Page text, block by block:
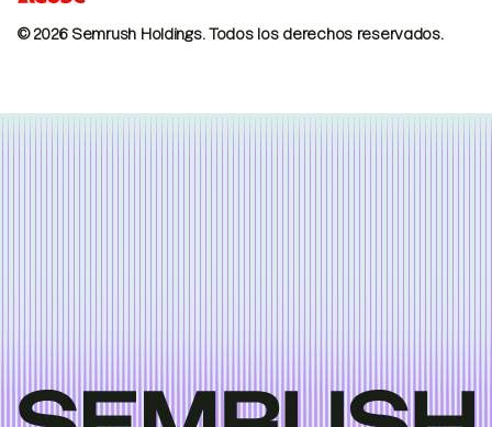
© 2026 Semrush Holdings. Todos los derechos reservados.